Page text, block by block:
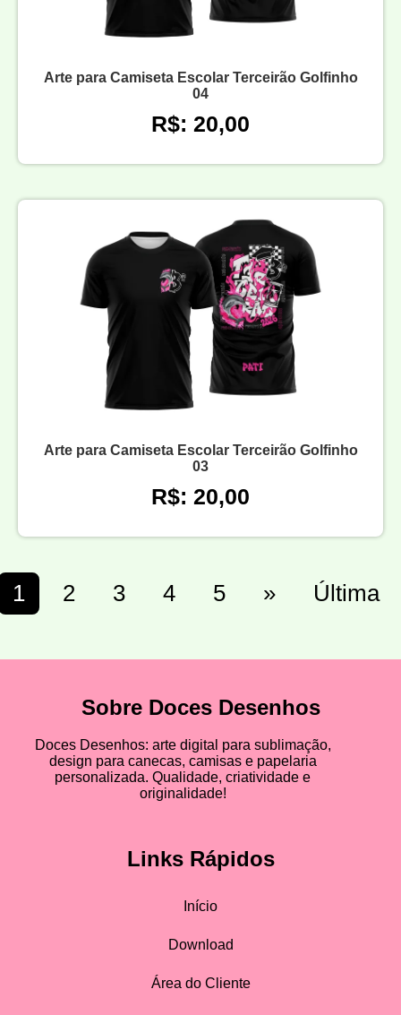
Arte para Camiseta Escolar Terceirão Golfinho
04
R$: 20,00
Arte para Camiseta Escolar Terceirão Golfinho
03
R$: 20,00
1 2 3 4 5 » Última
Sobre Doces Desenhos
Doces Desenhos: arte digital para sublimação,
design para canecas, camisas e papelaria
personalizada. Qualidade, criatividade e
originalidade!
Links Rápidos
Início
Download
Área do Cliente